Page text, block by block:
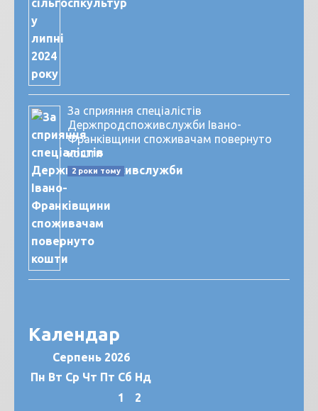
За сприяння спеціалістів
Держпродспоживслужби Івано-
Франківщини споживачам повернуто
кошти
2 роки тому
Календар
Серпень 2026
Пн Вт Ср Чт Пт Сб Нд
1
2